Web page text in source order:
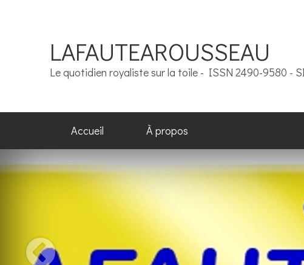
LAFAUTEAROUSSEAU
Le quotidien royaliste sur la toile - ISSN 2490-9580 -
Accueil À propos